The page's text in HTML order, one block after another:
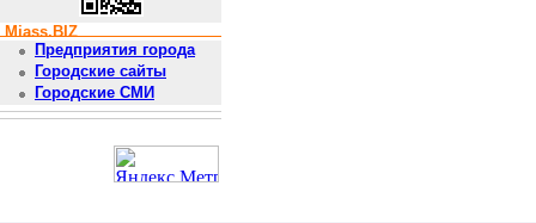
Miass.BIZ
Предприятия города
Городские сайты
Городские СМИ